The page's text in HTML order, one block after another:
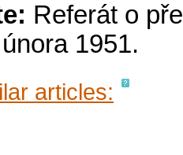
Referát o
1951.
articles: